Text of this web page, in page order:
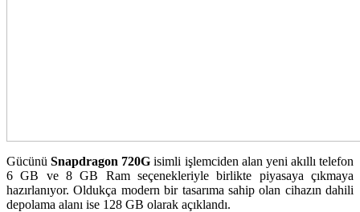
GücünüSnapdragon 720G isimli işlemciden alan yeni akıllı telefon
6 GB ve 8 GB Ram seçenekleriyle birlikte piyasaya çıkmaya
hazırlanıyor. Oldukça modern bir tasarıma sahip olan cihazın dahili
depolama alanı ise 128 GB olarak açıklandı.